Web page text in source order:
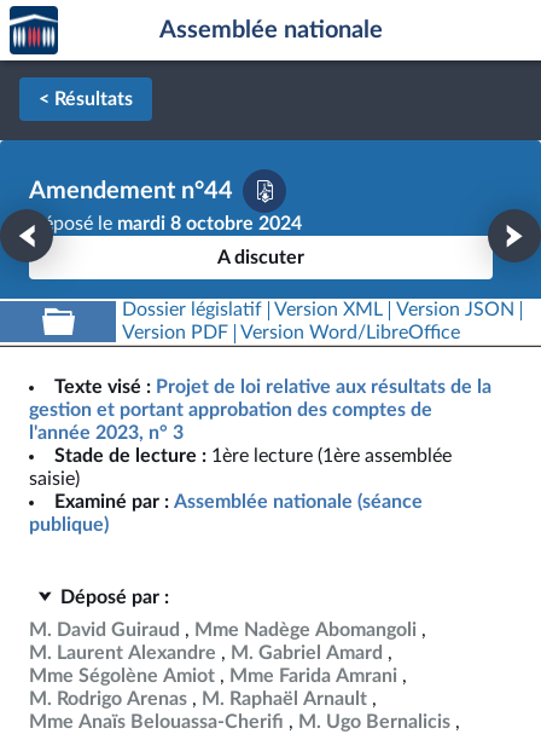
Aller au contenu
Aller en bas de la page
Accèder
à la
page
d'accueil
Assemblée nationale
< Résultats
Amendement n°44
Déposé le mardi 8 octobre 2024
A discuter
Dossier législatif Version XML
Version JSON
Version PDF
Version Word/LibreOffice
Texte visé : Projet de loi relative aux résultats de la
gestion et portant approbation des comptes de
l'année 2023, n° 3
Stade de lecture : 1ère lecture (1ère assemblée
saisie)
Examiné par : Assemblée nationale (séance
publique)
Déposé par :
M. David Guiraud
Mme Nadège Abomangoli
M. Laurent Alexandre
M. Gabriel Amard
Mme Ségolène Amiot
Mme Farida Amrani
M. Rodrigo Arenas
M. Raphaël Arnault
Mme Anaïs Belouassa-Cherifi
M. Ugo Bernalicis